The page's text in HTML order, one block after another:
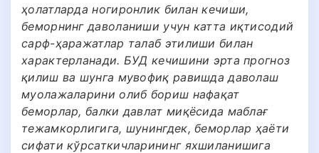
ҳолатларда ногиронлик билан кечиши,
беморнинг даволаниши учун катта иқтисодий
сарф-ҳаражатлар талаб этилиши билан
характерланади. БУД кечишини эрта прогноз
қилиш ва шунга мувофиқ равишда даволаш
муолажаларини олиб бориш нафақат
беморлар, балки давлат миқёсида маблағ
тежамкорлигига, шунингдек, беморлар ҳаёти
сифати кўрсаткичларининг яхшиланишига